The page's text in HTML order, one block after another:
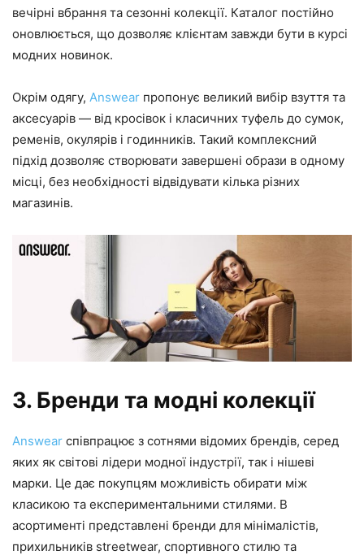
вечірні вбрання та сезонні колекції. Каталог постійно
оновлюється, що дозволяє клієнтам завжди бути в курсі
модних новинок.
Окрім одягу, Answear пропонує великий вибір взуття та
аксесуарів — від кросівок і класичних туфель до сумок,
ременів, окулярів і годинників. Такий комплексний
підхід дозволяє створювати завершені образи в одному
місці, без необхідності відвідувати кілька різних
магазинів.
3. Бренди та модні колекції
Answear співпрацює з сотнями відомих брендів, серед
яких як світові лідери модної індустрії, так і нішеві
марки. Це дає покупцям можливість обирати між
класикою та експериментальними стилями. В
асортименті представлені бренди для мінімалістів,
прихильників streetwear, спортивного стилю та